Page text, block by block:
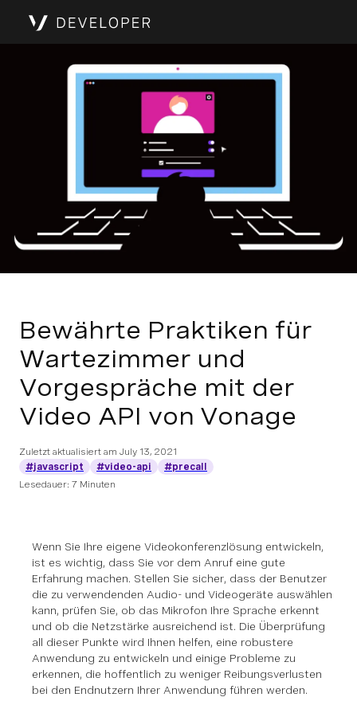
Bewährte Praktiken für
Wartezimmer und
Vorgespräche mit der
Video API von Vonage
Zuletzt aktualisiert am July 13, 2021
#javascript
#video-api
#precall
Lesedauer: 7 Minuten
Wenn Sie Ihre eigene Videokonferenzlösung entwickeln,
ist es wichtig, dass Sie vor dem Anruf eine gute
Erfahrung machen. Stellen Sie sicher, dass der Benutzer
die zu verwendenden Audio- und Videogeräte auswählen
kann, prüfen Sie, ob das Mikrofon Ihre Sprache erkennt
und ob die Netzstärke ausreichend ist. Die Überprüfung
all dieser Punkte wird Ihnen helfen, eine robustere
Anwendung zu entwickeln und einige Probleme zu
erkennen, die hoffentlich zu weniger Reibungsverlusten
bei den Endnutzern Ihrer Anwendung führen werden.